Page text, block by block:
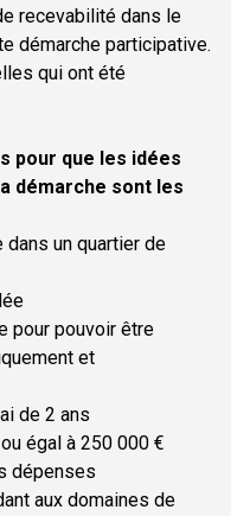
recevabilité dans le
démarche participative.
qui ont été
pour que les idées
démarche sont les
un quartier de
pour pouvoir être
et
de 2 ans
égal à 250 000 €
dépenses
aux domaines de